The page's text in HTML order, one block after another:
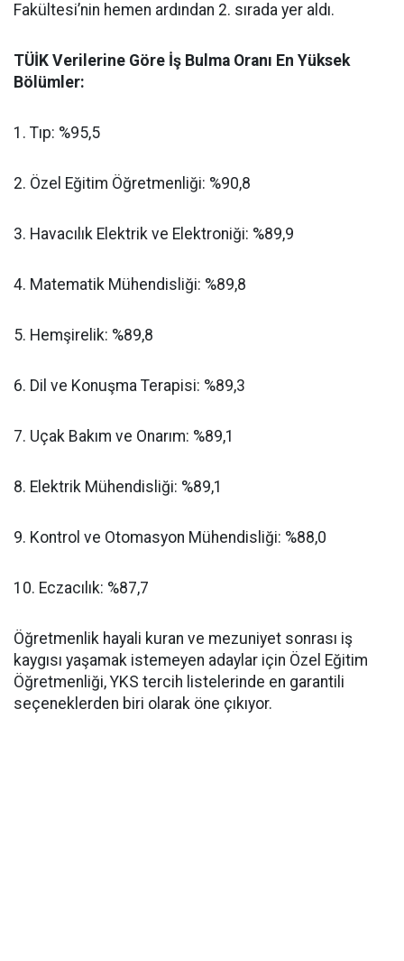
Fakültesi’nin hemen ardından 2. sırada yer aldı.
​TÜİK Verilerine Göre İş Bulma Oranı En Yüksek
Bölümler:
​1. Tıp: %95,5
​2. Özel Eğitim Öğretmenliği: %90,8
​3. Havacılık Elektrik ve Elektroniği: %89,9
​4. Matematik Mühendisliği: %89,8
​5. Hemşirelik: %89,8
​6. Dil ve Konuşma Terapisi: %89,3
​7. Uçak Bakım ve Onarım: %89,1
​8. Elektrik Mühendisliği: %89,1
​9. Kontrol ve Otomasyon Mühendisliği: %88,0
​10. Eczacılık: %87,7
​Öğretmenlik hayali kuran ve mezuniyet sonrası iş
kaygısı yaşamak istemeyen adaylar için Özel Eğitim
Öğretmenliği, YKS tercih listelerinde en garantili
seçeneklerden biri olarak öne çıkıyor.